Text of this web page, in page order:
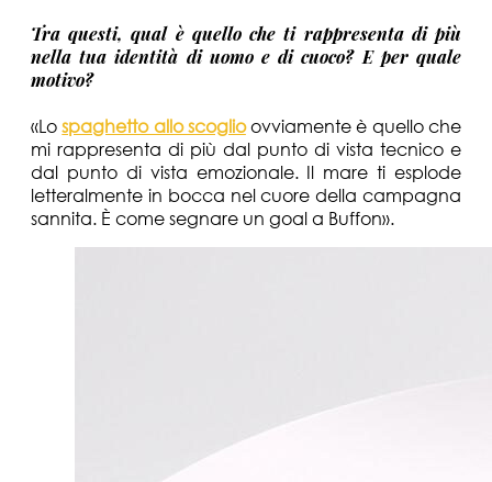
Tra questi, qual è quello che ti rappresenta di più
nella tua identità di uomo e di cuoco? E per quale
motivo?
«Lospaghetto allo scoglioovviamente è quello che
mi rappresenta di più dal punto di vista tecnico e
dal punto di vista emozionale. Il mare ti esplode
letteralmente in bocca nel cuore della campagna
sannita. È come segnare un goal a Buffon».